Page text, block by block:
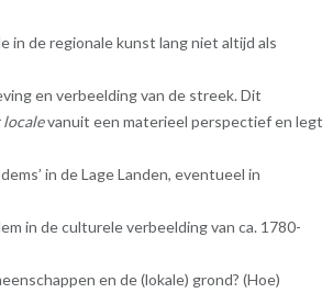
in de regionale kunst lang niet altijd als
en verbeelding van de streek. Dit
localevanuit een materieel perspectief en legt
in de Lage Landen, eventueel in
in de culturele verbeelding van ca. 1780-
en de (lokale) grond? (Hoe)